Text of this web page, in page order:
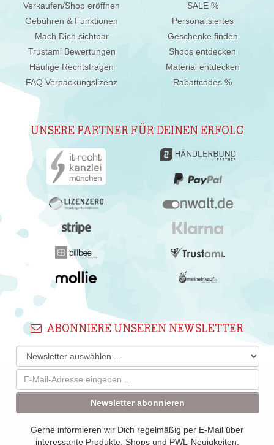
Verkaufen/Shop eröffnen
Gebühren & Funktionen
Mach Dich sichtbar
Trustami Bewertungen
Häufige Rechtsfragen
FAQ Verpackungslizenz
SALE %
Personalisiertes
Geschenke finden
Shops entdecken
Material entdecken
Rabattcodes %
UNSERE PARTNER FÜR DEINEN ERFOLG
ABONNIERE UNSEREN NEWSLETTER
Newsletter abonnieren
Gerne informieren wir Dich regelmäßig per E-Mail über
interessante Produkte, Shops und PWL-Neuigkeiten.